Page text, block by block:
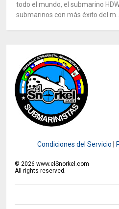
todo el mundo, el submarino
submarinos con más éxito del
Condiciones del Servicio
©2026 www.elSnorkel.com
All rights reserved.